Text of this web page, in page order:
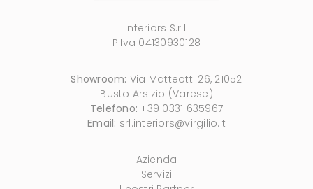
Interiors S.r.l.
P.Iva 04130930128
Showroom: Via Matteotti 26, 21052
Busto Arsizio (Varese)
Telefono: +39 0331 635967
Email: srl.interiors@virgilio.it
Azienda
Servizi